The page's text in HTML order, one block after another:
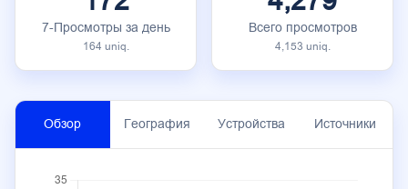
7-Просмотры за день
164 uniq.
Всего просмотров
4,153 uniq.
Обзор География Устройства Источники